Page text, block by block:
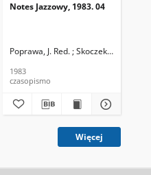
Skoczek, T. Red.
Notes Jazzowy, 1983. 04
Poprawa, J. Red. ; Skoczek T. Red.
1983
czasopismo
Więcej